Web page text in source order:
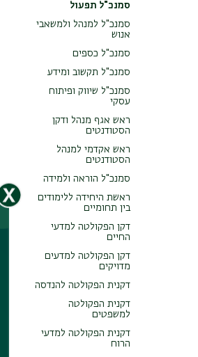
סמנכ"ל תפעול
סמנכ"ל למנהל ולמשאבי
אנוש
סמנכ"ל כספים
סמנכ"ל תקשוב ומידע
סמנכ"ל שיווק ופיתוח
עסקי
ראש אגף מנהל ודקן
הסטודנטים
ראש אקדמי למנהל
הסטודנטים
סמנכ"ל הוראה ולמידה
ראשת היחידה ללימודים
בין תחומיים
דקן הפקולטה למדעי
החיים
דקן הפקולטה למדעים
מדויקים
דקנית הפקולטה להנדסה
דקנית הפקולטה
למשפטים
דקנית הפקולטה למדעי
הרוח